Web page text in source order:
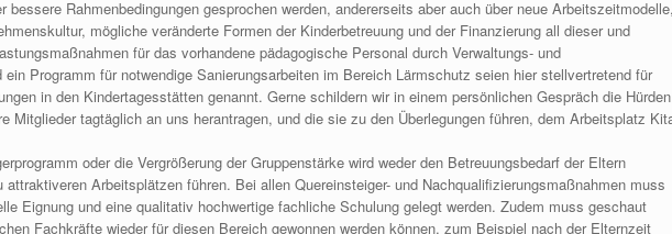
bessere Rahmenbedingungen gesprochen werden, andererseits aber auch über neue
mögliche veränderte Formen der Kinderbetreuung und der Finanzierung all dieser und
für das vorhandene pädagogische Personal durch Verwaltungs- und
Programm für notwendige Sanierungsarbeiten im Bereich Lärmschutz seien hier stellvertretend für
in den Kindertagesstätten genannt. Gerne schildern wir in einem persönlichen Gespräch die Hürden
Mitglieder tagtäglich an uns herantragen, und die sie zu den Überlegungen führen, dem Arbeitsplatz
oder die Vergrößerung der Gruppenstärke wird weder den Betreuungsbedarf der Eltern
attraktiveren Arbeitsplätzen führen. Bei allen Quereinsteiger- und Nachqualifizierungsmaßnahmen muss
Eignung und eine qualitativ hochwertige fachliche Schulung gelegt werden. Zudem muss geschaut
Fachkräfte wieder für diesen Bereich gewonnen werden können, zum Beispiel nach der Elternzeit